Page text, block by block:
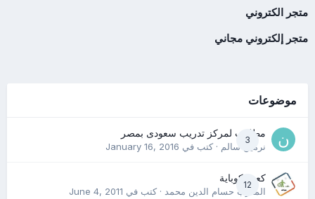
متجر الكتروني
متجر إلكتروني مجاني
موضوعات
3
مطلوب لمركز تدريب سعودى بمصر
نرمين سالم· كتب في January 16, 2016
12
كعب كوباية
المدرب حسام الدين محمد· كتب في June 4, 2011